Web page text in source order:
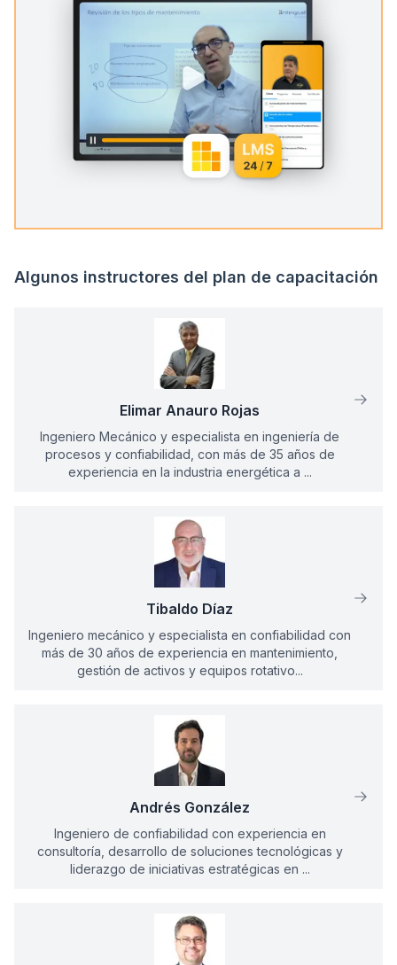
Algunos instructores del plan de capacitación
Elimar Anauro Rojas
Ingeniero Mecánico y especialista en ingeniería de
procesos y confiabilidad, con más de 35 años de
experiencia en la industria energética a ...
Tibaldo Díaz
Ingeniero mecánico y especialista en confiabilidad con
más de 30 años de experiencia en mantenimiento,
gestión de activos y equipos rotativo...
Andrés González
Ingeniero de confiabilidad con experiencia en
consultoría, desarrollo de soluciones tecnológicas y
liderazgo de iniciativas estratégicas en ...